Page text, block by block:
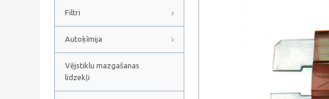
Filtri
Autoķīmija
Vējstiklu mazgašanas
lidzekļi